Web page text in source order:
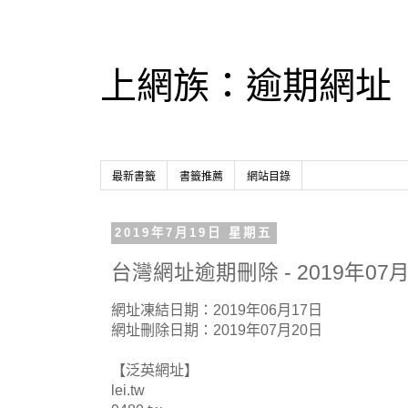
上網族：逾期網址
最新書籤 書籤推薦 網站目錄
2019年7月19日 星期五
台灣網址逾期刪除 - 2019年07
網址凍結日期：2019年06月17日
網址刪除日期：2019年07月20日
【泛英網址】
lei.tw